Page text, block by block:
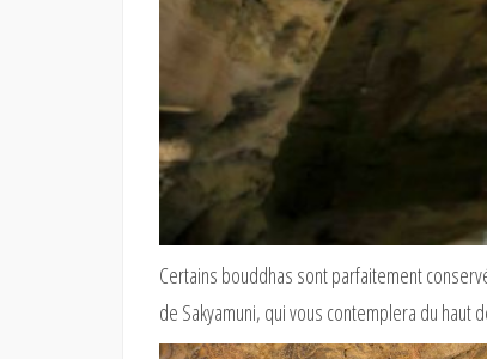
Certains bouddhas sont parfaitement
de Sakyamuni, qui vous contemplera du